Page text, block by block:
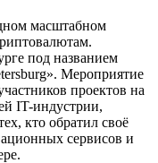
масштабном
под названием
Мероприятие
проектов на
IT-индустрии,
кто обратил своё
сервисов и